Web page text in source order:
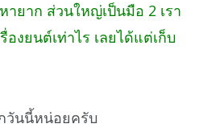
ยาก ส่วนใหญ่เป็นมือ 2 เรา
องยนต์เท่าไร เลยได้แต่เก็บ
วันนี้หน่อยครับ